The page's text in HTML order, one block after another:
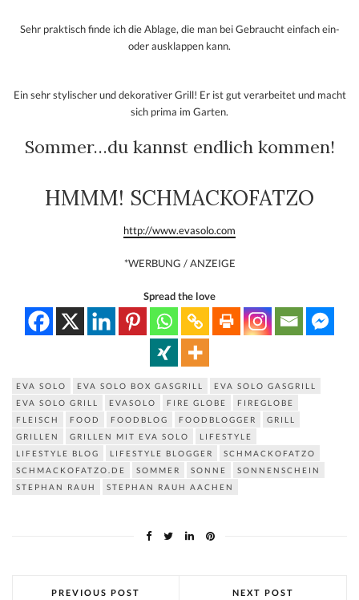
Sehr praktisch finde ich die Ablage, die man bei Gebraucht einfach ein-
oder ausklappen kann.
Ein sehr stylischer und dekorativer Grill! Er ist gut verarbeitet und macht
sich prima im Garten.
Sommer…du kannst endlich kommen!
HMMM! SCHMACKOFATZO
http://www.evasolo.com
*WERBUNG / ANZEIGE
Spread the love
EVA SOLO EVA SOLO BOX GASGRILL
EVA SOLO GASGRILL
EVA SOLO GRILL
EVASOLO FIRE GLOBE
FIREGLOBE
FLEISCH
FOOD FOODBLOG FOODBLOGGER
GRILL
GRILLEN
GRILLEN MIT EVA SOLO
LIFESTYLE
LIFESTYLE BLOG
LIFESTYLE BLOGGER
SCHMACKOFATZO
SCHMACKOFATZO.DE
SOMMER SONNE
SONNENSCHEIN
STEPHAN RAUH
STEPHAN RAUH AACHEN
PREVIOUS POST NEXT POST